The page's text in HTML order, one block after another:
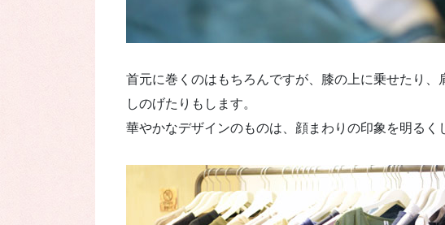
首元に巻くのはもちろんですが、膝の上に乗せたり
しのげたりもします。
華やかなデザインのものは、顔まわりの印象を明るく